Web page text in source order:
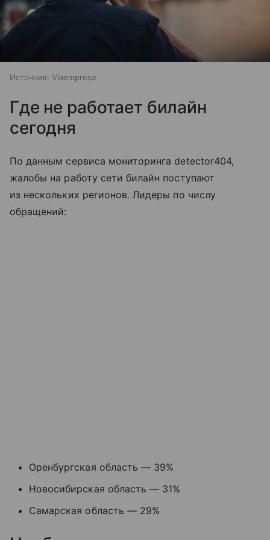
Источник: Viaempresa
Где не работает билайн
сегодня
По данным сервиса мониторинга detector404,
жалобы на работу сети билайн поступают
из нескольких регионов. Лидеры по числу
обращений:
Оренбургская область — 39%
Новосибирская область — 31%
Самарская область — 29%